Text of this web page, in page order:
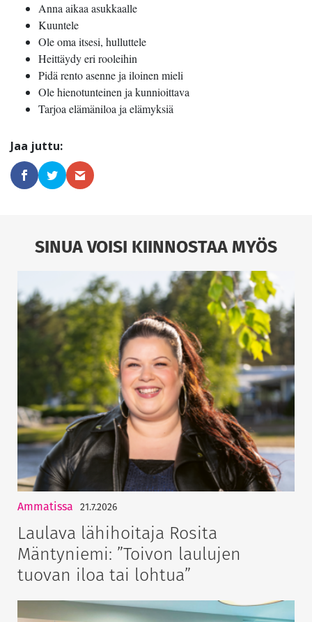
Anna aikaa asukkaalle
Kuuntele
Ole oma itsesi, hulluttele
Heittäydy eri rooleihin
Pidä rento asenne ja iloinen mieli
Ole hienotunteinen ja kunnioittava
Tarjoa elämäniloa ja elämyksiä
SINUA VOISI KIINNOSTAA MYÖS
Ammatissa 21.7.2026
Laulava lähihoitaja Rosita
Mäntyniemi: ”Toivon laulujen
tuovan iloa tai lohtua”